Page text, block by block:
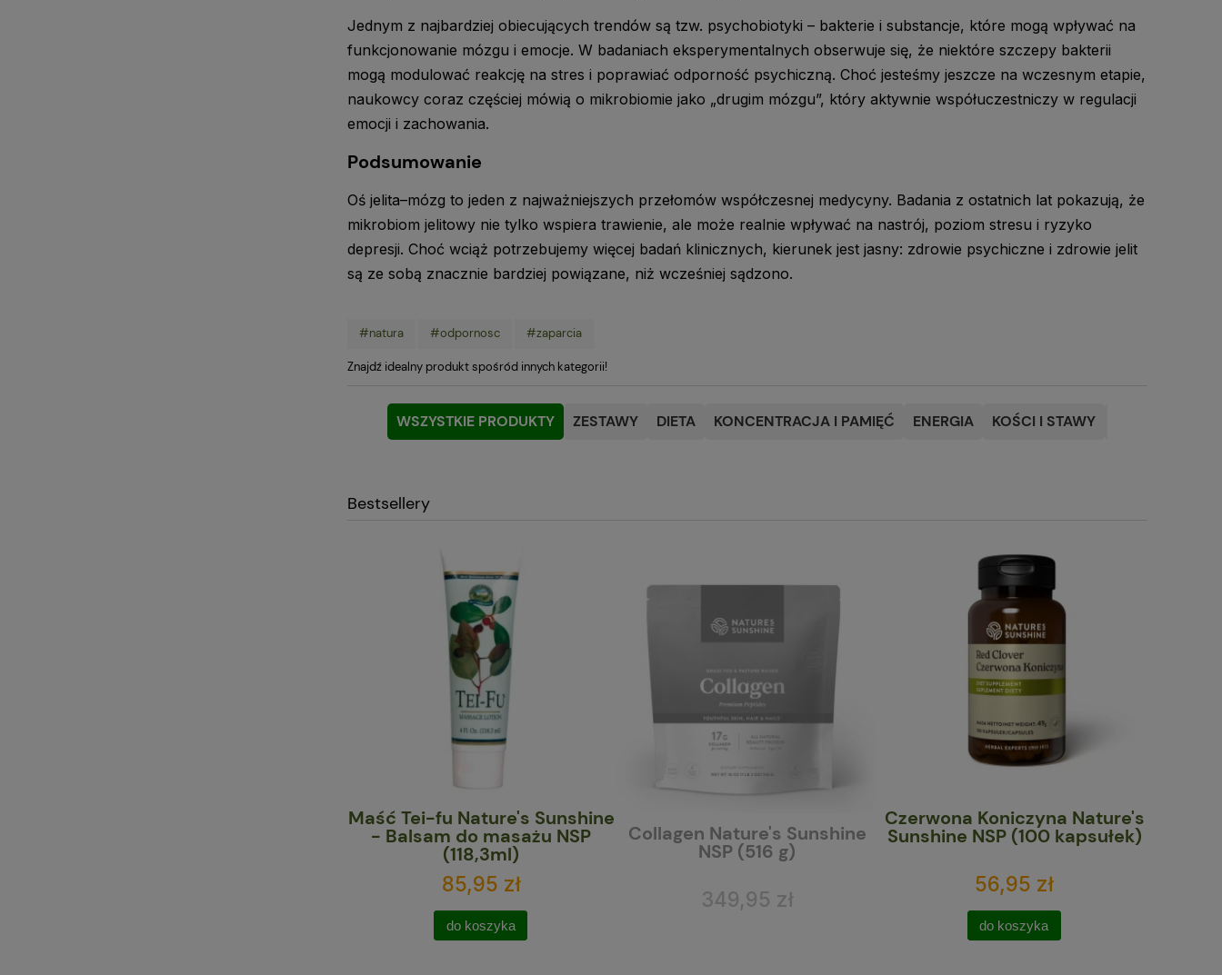
Jednym z najbardziej obiecujących trendów są tzw. psychobiotyki – bakterie i substancje, które mogą wpływać na
funkcjonowanie mózgu i emocje. W badaniach eksperymentalnych obserwuje się, że niektóre szczepy bakterii
mogą modulować reakcję na stres i poprawiać odporność psychiczną. Choć jesteśmy jeszcze na wczesnym etapie,
naukowcy coraz częściej mówią o mikrobiomie jako „drugim mózgu”, który aktywnie współuczestniczy w regulacji
emocji i zachowania.
Podsumowanie
Oś jelita–mózg to jeden z najważniejszych przełomów współczesnej medycyny. Badania z ostatnich lat pokazują, że
mikrobiom jelitowy nie tylko wspiera trawienie, ale może realnie wpływać na nastrój, poziom stresu i ryzyko
depresji. Choć wciąż potrzebujemy więcej badań klinicznych, kierunek jest jasny: zdrowie psychiczne i zdrowie jelit
są ze sobą znacznie bardziej powiązane, niż wcześniej sądzono.
#natura #odpornosc #zaparcia
Znajdź idealny produkt spośród innych kategorii!
WSZYSTKIE PRODUKTY ZESTAWY DIETA KONCENTRACJA I PAMIĘĆ ENERGIA KOŚCI I STAWY
Bestsellery
Maść Tei-fu Nature's Sunshine
- Balsam do masażu NSP
(118,3ml)
85,95 zł
do koszyka
Collagen Nature's Sunshine
NSP (516 g)
349,95 zł
Czerwona Koniczyna Nature's
Sunshine NSP (100 kapsułek)
56,95 zł
do koszyka